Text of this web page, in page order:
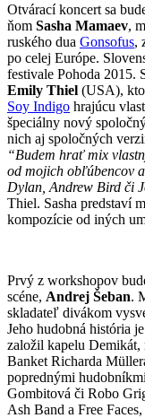
Otvárací koncert sa
ňom Sasha Mamaev,
ruského dua Gonsofus,
po celej Európe.
festivale Pohoda 2015.
Emily Thiel (USA),
Soy Indigo hrajúcu
špeciálny nový
nich aj spoločných
“Budem hrať mix
od mojich obľúbencov
Dylan, Andrew Bird či
Thiel. Sasha predstaví
kompozície od iných
Prvý z workshopov
scéne, Andrej Šeban.
skladateľ divákom
Jeho hudobná história
založil kapelu Demikát,
Banket Richarda
poprednými
Gombitová či Robo
Ash Band a Free